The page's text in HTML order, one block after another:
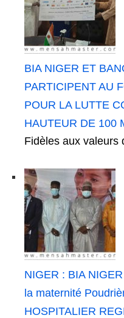
BIA NIGER ET
PARTICIPENT AU
POUR LA LUTTE
HAUTEUR DE 100
Fidèles aux
NIGER : BIA
la maternité
HOSPITALIER